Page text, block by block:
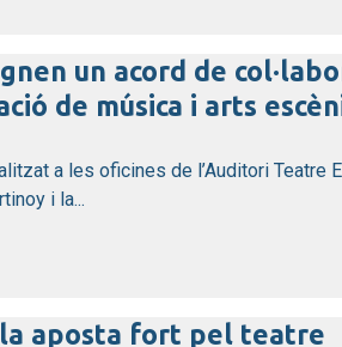
un acord de
de música i arts
a les oficines de l’Auditori Teatre
i la...
aposta fort pel teatre